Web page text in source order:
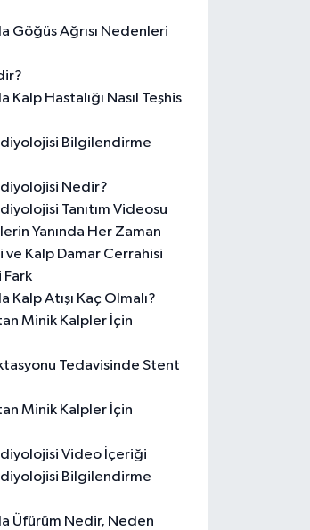
Göğüs Ağrısı Nedenleri
Kalp Hastalığı Nasıl Teşhis
Bilgilendirme
Nedir?
Tanıtım Videosu
Yanında Her Zaman
ve Kalp Damar Cerrahisi
Fark
Kalp Atışı Kaç Olmalı?
Minik Kalpler İçin
Tedavisinde Stent
Minik Kalpler İçin
Video İçeriği
Bilgilendirme
Üfürüm Nedir, Neden